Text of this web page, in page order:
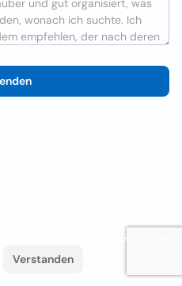
surfen, akzeptieren Sie deren
Verstanden